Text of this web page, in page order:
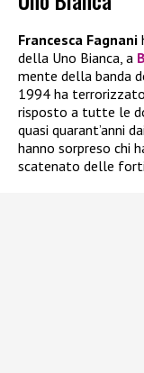
Francesca Fagnani
della Uno Bianca, a
mente della banda
1994 ha
risposto a tutte le
quasi quarant’anni
hanno sorpreso chi
scatenato delle